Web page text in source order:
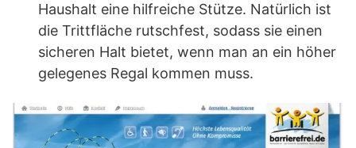
Haushalt eine hilfreiche Stütze. Natürlich ist
die Trittfläche rutschfest, sodass sie einen
sicheren Halt bietet, wenn man an ein höher
gelegenes Regal kommen muss.